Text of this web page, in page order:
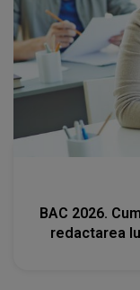
BAC 2026.
redactarea